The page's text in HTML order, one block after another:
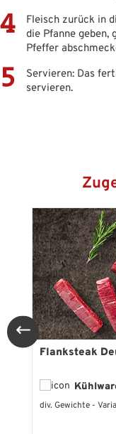
Fleisch zurück in
die Pfanne geben,
Pfeffer
Servieren: Das
servieren.
Produktgalerie
Flanksteak
div. Gewichte -